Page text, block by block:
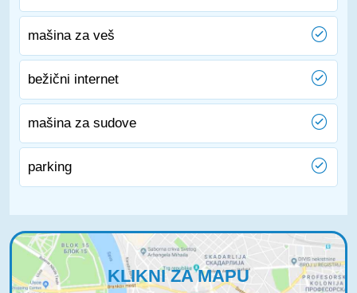
mašina za veš
bežični internet
mašina za sudove
parking
KLIKNI ZA MAPU